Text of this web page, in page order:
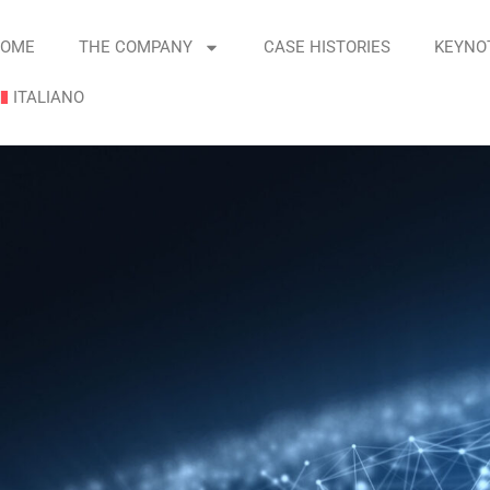
THE COMPANY CASE HISTORIES
ITALIANO